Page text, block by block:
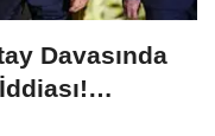
Davasında